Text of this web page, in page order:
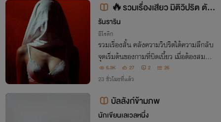
🔥รวมเรื่องเสียว มิติวิปริต ตัณ
หาหลอน [NC25+]
รันราริน
อีโรติก
รวมเรื่องสั้น คลังความวิปริตใต้ความลึกลับ
จุดเริ่มต้นของกามที่บิดเบี้ยว เมื่อต้องสมสู่กั
บสิ่งที่ไม่ใช่มนุษย์ วิญญาณหิวโหยไม่ได้ต้อง
การแค่ลมหายใจ แต่ต้องการ "ความร่าน" ม
6.3K 27 2 26
23 ชั่วโมงที่แล้ว
บัลลังก์ข้ามภพ
นักเขียนเลเวลหนึ่ง